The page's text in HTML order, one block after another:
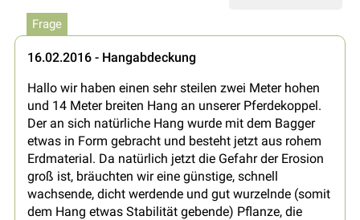
Frage
16.02.2016 - Hangabdeckung
Hallo wir haben einen sehr steilen zwei Meter hohen
und 14 Meter breiten Hang an unserer Pferdekoppel.
Der an sich natürliche Hang wurde mit dem Bagger
etwas in Form gebracht und besteht jetzt aus rohem
Erdmaterial. Da natürlich jetzt die Gefahr der Erosion
groß ist, bräuchten wir eine günstige, schnell
wachsende, dicht werdende und gut wurzelnde (somit
dem Hang etwas Stabilität gebende) Pflanze, die